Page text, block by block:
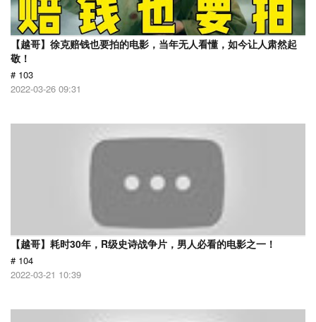
【越哥】徐克赔钱也要拍的电影，当年无人看懂，如今让人肃然起
敬！
# 103
2022-03-26 09:31
【越哥】耗时30年，R级史诗战争片，男人必看的电影之一！
# 104
2022-03-21 10:39